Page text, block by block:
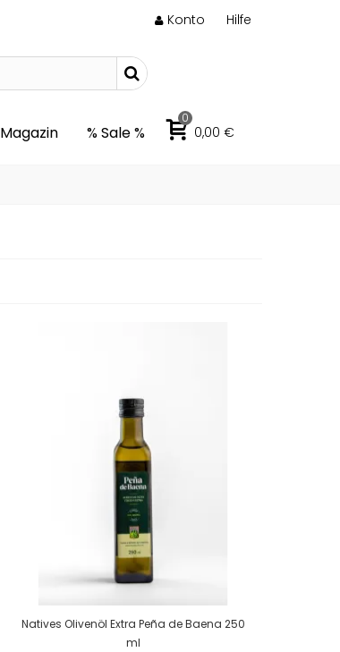
Konto Hilfe
Magazin % Sale %
0
0,00 €
In Den Warenkorb
Natives Olivenöl Extra Peña de Baena 250
ml